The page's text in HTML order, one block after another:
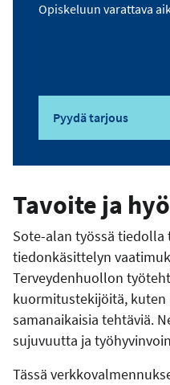
Opiskeluun varattava
Pyydä tarjous
Tavoite ja
Sote-alan työssä tiedolla
tiedonkäsittelyn
Terveydenhuollon
kuormitustekijöitä, kuten
samanaikaisia tehtäviä.
sujuvuutta ja
Tässä